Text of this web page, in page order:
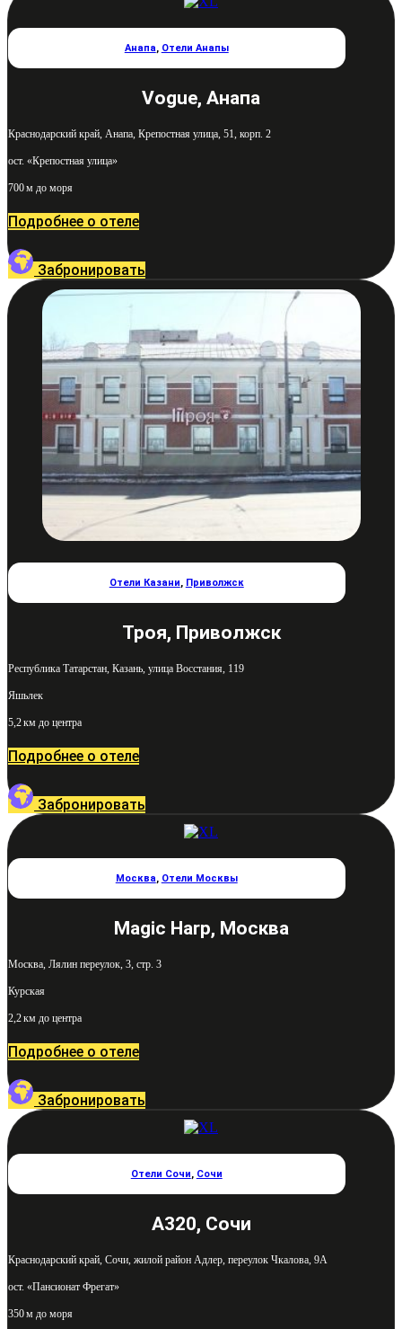
Анапа, Отели Анапы
Vogue, Анапа
Краснодарский край, Анапа, Крепостная улица, 51, корп. 2
ост. «Крепостная улица»
700 м до моря
Подробнее о отеле
Забронировать
Отели Казани, Приволжск
Троя, Приволжск
Республика Татарстан, Казань, улица Восстания, 119
Яшьлек
5,2 км до центра
Подробнее о отеле
Забронировать
Москва, Отели Москвы
Magic Harp, Москва
Москва, Лялин переулок, 3, стр. 3
Курская
2,2 км до центра
Подробнее о отеле
Забронировать
Отели Сочи, Сочи
А320, Сочи
Краснодарский край, Сочи, жилой район Адлер, переулок Чкалова, 9А
ост. «Пансионат Фрегат»
350 м до моря